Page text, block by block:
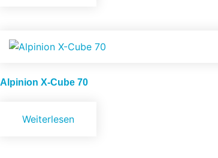
Alpinion X-Cube 70
Weiterlesen